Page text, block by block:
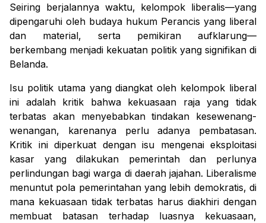
Seiring berjalannya waktu, kelompok liberalis—yang
dipengaruhi oleh budaya hukum Perancis yang liberal
dan material, serta pemikiran aufklarung—
berkembang menjadi kekuatan politik yang signifikan di
Belanda.
Isu politik utama yang diangkat oleh kelompok liberal
ini adalah kritik bahwa kekuasaan raja yang tidak
terbatas akan menyebabkan tindakan kesewenang-
wenangan, karenanya perlu adanya pembatasan.
Kritik ini diperkuat dengan isu mengenai eksploitasi
kasar yang dilakukan pemerintah dan perlunya
perlindungan bagi warga di daerah jajahan. Liberalisme
menuntut pola pemerintahan yang lebih demokratis, di
mana kekuasaan tidak terbatas harus diakhiri dengan
membuat batasan terhadap luasnya kekuasaan,